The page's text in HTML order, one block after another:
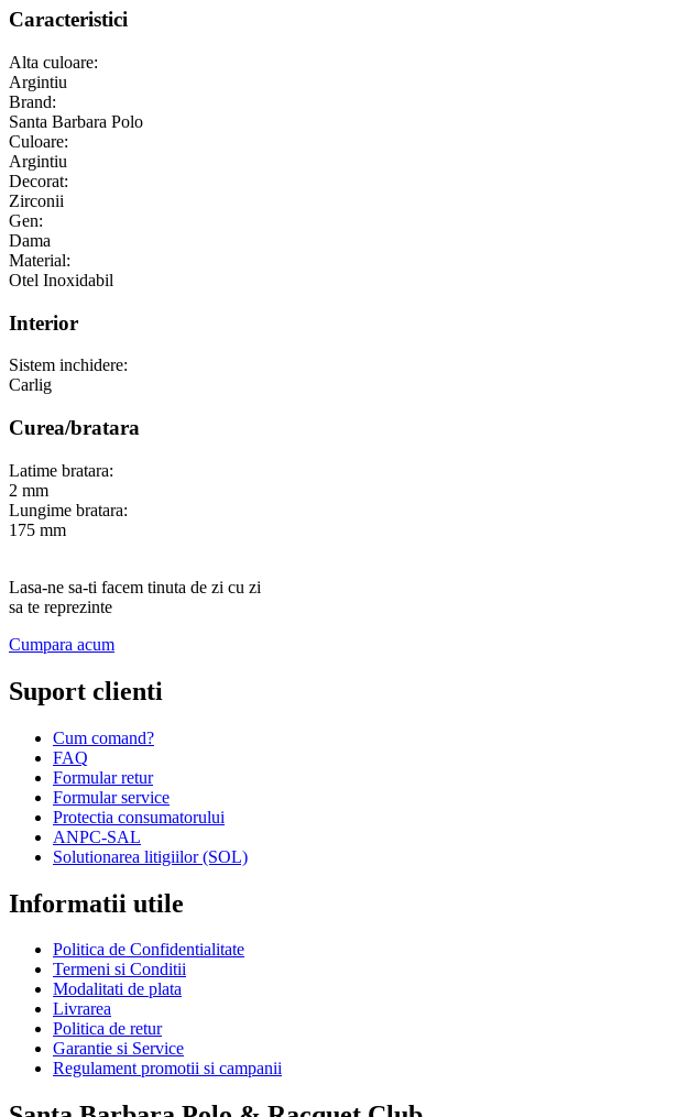
Caracteristici
Alta culoare:
Argintiu
Brand:
Santa Barbara Polo
Culoare:
Argintiu
Decorat:
Zirconii
Gen:
Dama
Material:
Otel Inoxidabil
Interior
Sistem inchidere:
Carlig
Curea/bratara
Latime bratara:
2 mm
Lungime bratara:
175 mm
Lasa-ne sa-ti facem tinuta de zi cu zi
sa te reprezinte
Cumpara acum
Suport clienti
Cum comand?
FAQ
Formular retur
Formular service
Protectia consumatorului
ANPC-SAL
Solutionarea litigiilor (SOL)
Informatii utile
Politica de Confidentialitate
Termeni si Conditii
Modalitati de plata
Livrarea
Politica de retur
Garantie si Service
Regulament promotii si campanii